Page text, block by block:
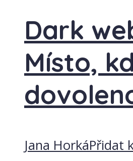
Dark
Místo,
Jana HorkáPřidat